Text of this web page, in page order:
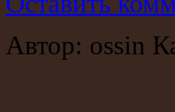
Автор: ossin